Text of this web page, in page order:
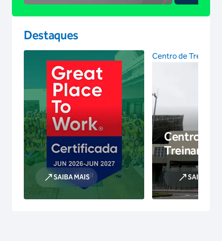
Destaques
SAIBA MAIS
Centro de
Centro de
SAIBA